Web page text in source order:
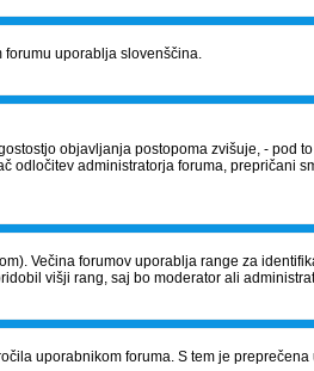
forumu uporablja slovenščina.
objavljanja postopoma zvišuje, -
administratorja foruma,
Večina forumov uporablja range za
višji rang, saj bo moderator ali
uporabnikom foruma. S tem je